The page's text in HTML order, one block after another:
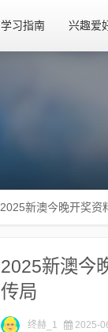
学习指南 兴趣爱
2025新澳今晚开奖资
2025新澳今
传局
终赫_1 2025-